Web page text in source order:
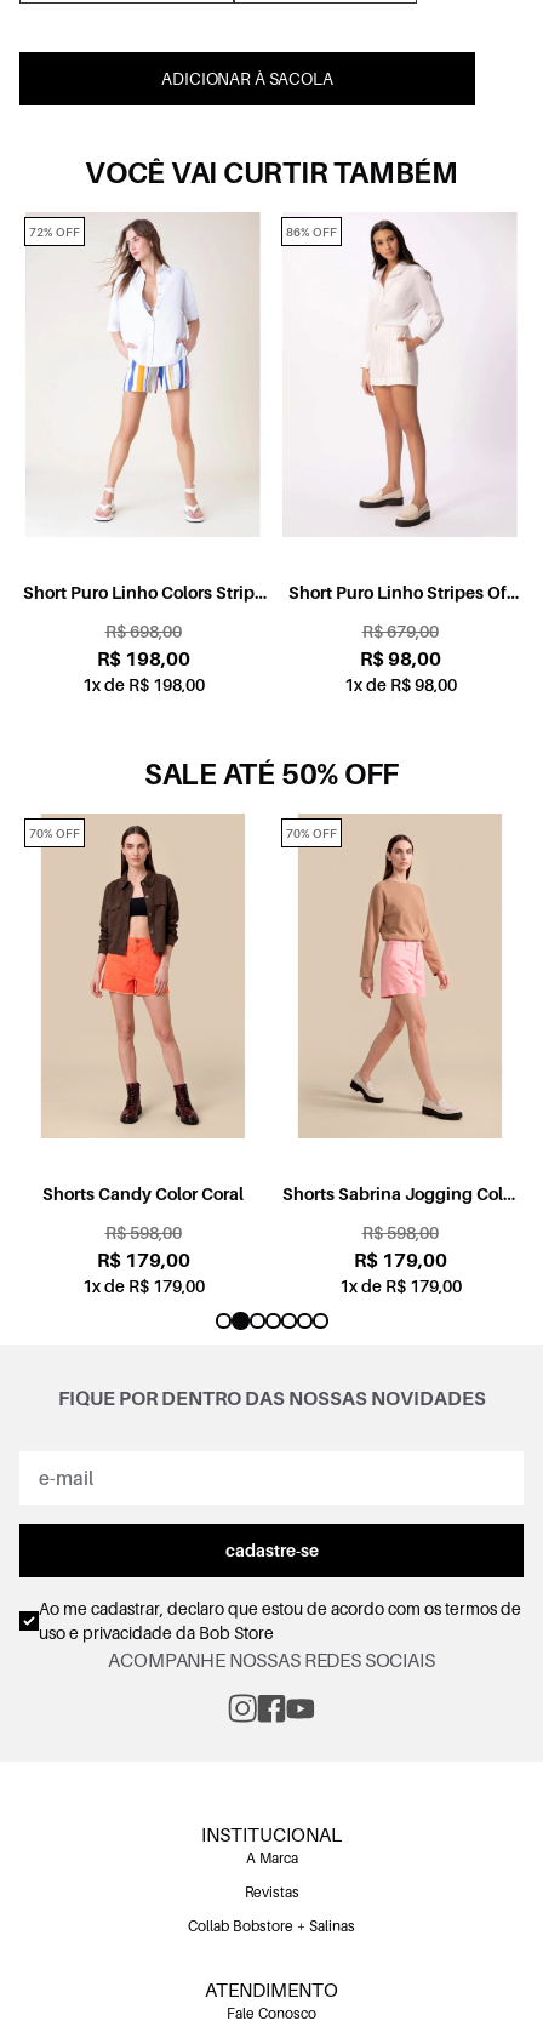
ADICIONAR À SACOLA
VOCÊ VAI CURTIR TAMBÉM
Short Puro Linho Colors Stripe
R$ 698,00
R$ 198,00
1x de R$ 198,00
72% OFF
Short Puro Linho Stripes Off
R$ 679,00
R$ 98,00
1x de R$ 98,00
86% OFF
SALE ATÉ 50% OFF
Shorts Candy Color Coral
R$ 598,00
R$ 179,00
1x de R$ 179,00
70% OFF
Shorts Sabrina Jogging Color
R$ 598,00
R$ 179,00
1x de R$ 179,00
70% OFF
FIQUE POR DENTRO DAS NOSSAS NOVIDADES
cadastre-se
Ao me cadastrar, declaro que estou de acordo com ostermos de
uso e privacidadeda Bob Store
ACOMPANHE NOSSAS REDES SOCIAIS
INSTITUCIONAL
A Marca
Revistas
Collab Bobstore + Salinas
ATENDIMENTO
Fale Conosco